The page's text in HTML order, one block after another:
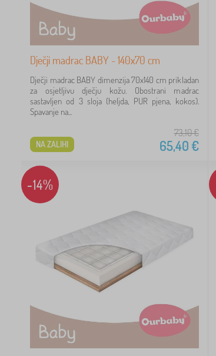
Dječji madrac BABY - 140x70 cm
Dječji madrac BABY dimenzija 70x140 cm prikladan
za osjetljivu dječju kožu. Obostrani madrac
sastavljen od 3 sloja (heljda, PUR pjena, kokos).
Spavanje na...
73,10€
65,40€
NA ZALIHI
-14%